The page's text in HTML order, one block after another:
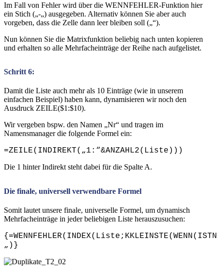
Im Fall von Fehler wird über die WENNFEHLER-Funktion hier
ein Stich („-„) ausgegeben. Alternativ können Sie aber auch
vorgeben, dass die Zelle dann leer bleiben soll („“).
Nun können Sie die Matrixfunktion beliebig nach unten kopieren
und erhalten so alle Mehrfacheinträge der Reihe nach aufgelistet.
Schritt 6:
Damit die Liste auch mehr als 10 Einträge (wie in unserem
einfachen Beispiel) haben kann, dynamisieren wir noch den
Ausdruck ZEILE($1:$10).
Wir vergeben bspw. den Namen „Nr“ und tragen im
Namensmanager die folgende Formel ein:
=ZEILE(INDIREKT(„1:“&ANZAHL2(Liste)))
Die 1 hinter Indirekt steht dabei für die Spalte A.
Die finale, universell verwendbare Formel
Somit lautet unsere finale, universelle Formel, um dynamisch
Mehrfacheinträge in jeder beliebigen Liste herauszusuchen:
„)}